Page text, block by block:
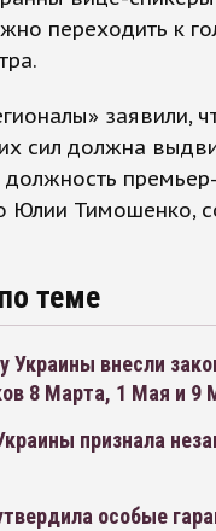
переходить к
заявили,
сил должна
должность
Юлии Тимошенко,
теме
Украины внесли
8 Марта, 1 Мая и 9
признала
особые